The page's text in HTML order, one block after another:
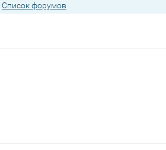
Список форумов